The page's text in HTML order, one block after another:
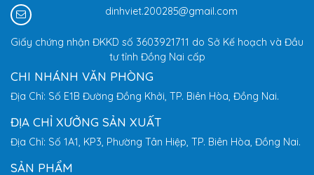
dinhviet.200285@gmail.com
Giấy chứng nhận ĐKKD số 3603921711 do Sở Kế hoạch và Đầu
tư tỉnh Đồng Nai cấp
CHI NHÁNH VĂN PHÒNG
Địa Chỉ: Số E1B Đường Đồng Khởi, TP. Biên Hòa, Đồng Nai.
ĐỊA CHỈ XƯỞNG SẢN XUẤT
Địa Chỉ: Số 1A1, KP3, Phường Tân Hiệp, TP. Biên Hòa, Đồng Nai.
SẢN PHẨM